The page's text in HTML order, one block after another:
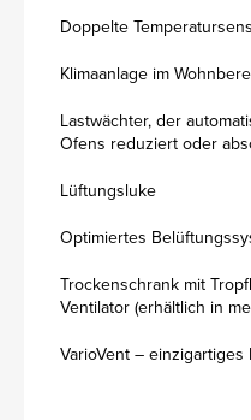
Doppelte
Klimaanlage im
Lastwächter, der
Ofens reduziert oder
Lüftungsluke
Optimiertes
Trockenschrank mit
Ventilator (erhältlich in
VarioVent –